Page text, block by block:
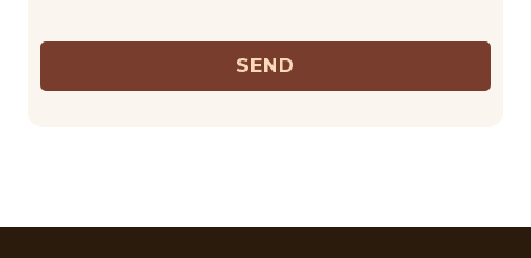
SEND